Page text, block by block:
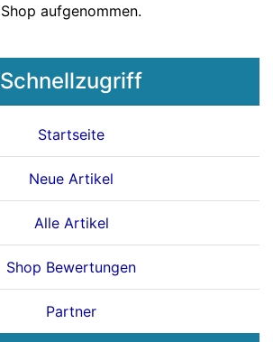
Shop aufgenommen.
Schnellzugriff
Startseite
Neue Artikel
Alle Artikel
Shop Bewertungen
Partner